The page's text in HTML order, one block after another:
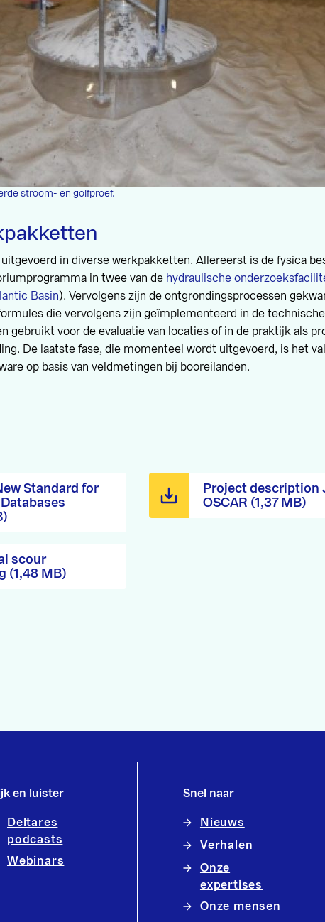
stroom- en golfproef.
in diverse werkpakketten. Allereerst is de fysica
in twee van de hydraulische
Basin). Vervolgens zijn de ontgrondingsprocessen
die vervolgens zijn geïmplementeerd in de
gebruikt voor de evaluatie van locaties of in de praktijk als
De laatste fase, die momenteel wordt uitgevoerd, is het
op basis van veldmetingen bij booreilanden.
Standard for
Project description
OSCAR (1,37 MB)
scour
(1,48 MB)
en luister
Deltares
podcasts
Webinars
Snel naar
Nieuws
Verhalen
Onze
expertises
Onze mensen